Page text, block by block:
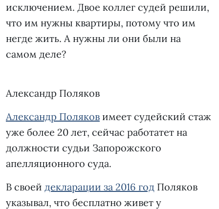
исключением. Двое коллег судей решили,
что им нужны квартиры, потому что им
негде жить. А нужны ли они были на
самом деле?
Александр Поляков
Александр Поляков имеет судейский стаж
уже более 20 лет, сейчас работатет на
должности судьи Запорожского
апелляционного суда.
В своей декларации за 2016 год Поляков
указывал, что бесплатно живет у